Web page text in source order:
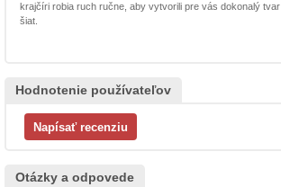
krajčíri robia ruch ručne, aby vytvorili pre vás dokonalý tvar
šiat.
Hodnotenie používateľov
Otázky a odpovede